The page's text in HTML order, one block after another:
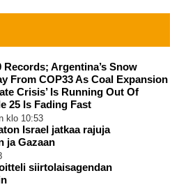
Argentina’s Snow
From COP33 As Coal Expansion
Crisis’ Is Running Out Of
25 Is Fading Fast
klo 10:53
Israel jatkaa rajuja
ja Gazaan
siirtolaisagendan